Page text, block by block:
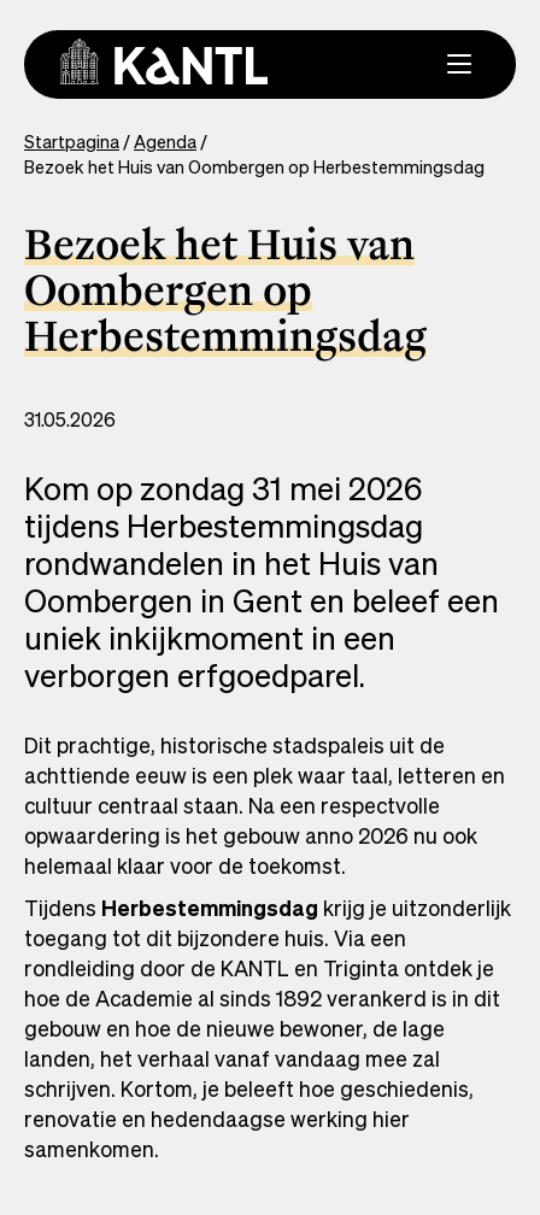
naar
inhoud
gaan
You
are
Startpagina Agenda
Bezoek het Huis van Oombergen op Herbestemmingsdag
Bezoek het Huis van
Oombergen op
Herbestemmingsdag
31.05.2026
Kom op zondag 31 mei 2026
tijdens Herbestemmingsdag
rondwandelen in het Huis van
Oombergen in Gent en beleef een
uniek inkijkmoment in een
verborgen erfgoedparel.
Dit prachtige, historische stadspaleis uit de
achttiende eeuw is een plek waar taal, letteren en
cultuur centraal staan. Na een respectvolle
opwaardering is het gebouw anno 2026 nu ook
helemaal klaar voor de toekomst.
Tijdens Herbestemmingsdag krijg je uitzonderlijk
toegang tot dit bijzondere huis. Via een
rondleiding door de KANTL en Triginta ontdek je
hoe de Academie al sinds 1892 verankerd is in dit
gebouw en hoe de nieuwe bewoner, de lage
landen, het verhaal vanaf vandaag mee zal
schrijven. Kortom, je beleeft hoe geschiedenis,
renovatie en hedendaagse werking hier
samenkomen.